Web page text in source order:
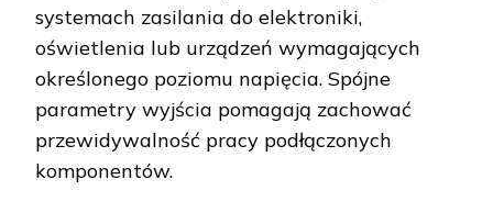
systemach zasilania do elektroniki,
oświetlenia lub urządzeń wymagających
określonego poziomu napięcia. Spójne
parametry wyjścia pomagają zachować
przewidywalność pracy podłączonych
komponentów.